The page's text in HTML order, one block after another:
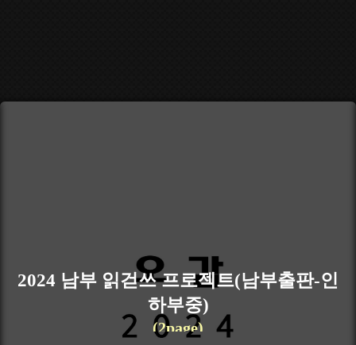
2024 남부 읽걷쓰 프로젝트(남부출판-인
하부중)
(2page)